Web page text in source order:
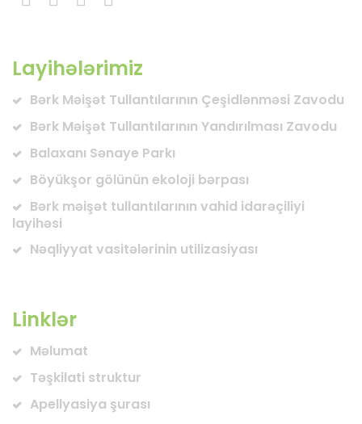
Layihələrimiz
Bərk Məişət Tullantılarının Çeşidlənməsi Zavodu
Bərk Məişət Tullantılarının Yandırılması Zavodu
Balaxanı Sənaye Parkı
Böyükşor gölünün ekoloji bərpası
Bərk məişət tullantılarının vahid idarəçiliyi
layihəsi
Nəqliyyat vasitələrinin utilizasiyası
Linklər
Məlumat
Təşkilati struktur
Apellyasiya şurası